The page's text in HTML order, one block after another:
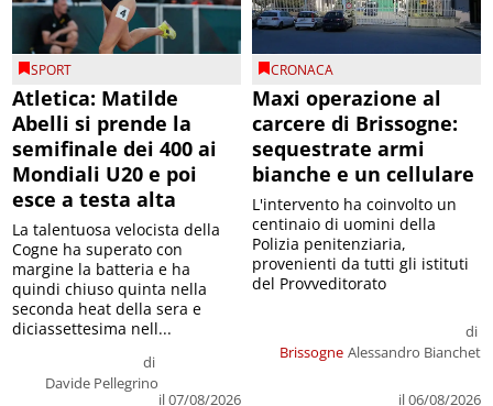
SPORT
Atletica: Matilde
Abelli si prende la
semifinale dei 400 ai
Mondiali U20 e poi
esce a testa alta
di
Davide Pellegrino
il 07/08/2026
La talentuosa velocista della
Cogne ha superato con
margine la batteria e ha
quindi chiuso quinta nella
seconda heat della sera e
diciassettesima nell...
CRONACA
Maxi operazione al
carcere di Brissogne:
sequestrate armi
bianche e un cellulare
Brissogne
di
Alessandro Bianchet
il 06/08/2026
L'intervento ha coinvolto un
centinaio di uomini della
Polizia penitenziaria,
provenienti da tutti gli istituti
del Provveditorato